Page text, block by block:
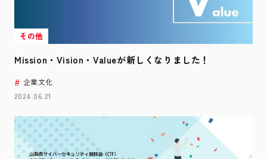
その他
Mission・Vision・Valueが新しくなりました！
企業文化
2024.06.21